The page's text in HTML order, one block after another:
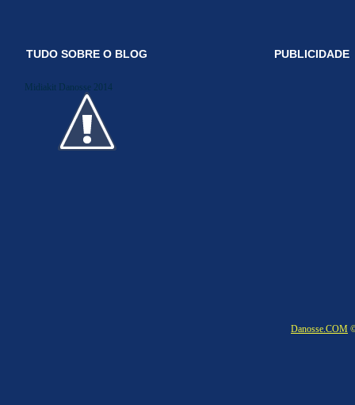
TUDO SOBRE O BLOG
Midiakit Danosse 2014
PUBLICIDADE
Danosse.COM